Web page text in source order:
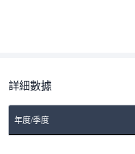
詳細數據
年度/季度